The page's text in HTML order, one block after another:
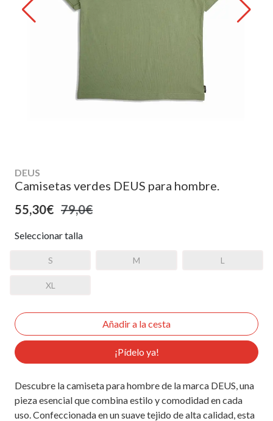
DEUS
Camisetas verdes DEUS para hombre.
55,30€ 79,0€
Seleccionar talla
S M L
XL
¡Pídelo ya!
Descubre la camiseta para hombre de la marca DEUS, una
pieza esencial que combina estilo y comodidad en cada
uso. Confeccionada en un suave tejido de alta calidad, esta